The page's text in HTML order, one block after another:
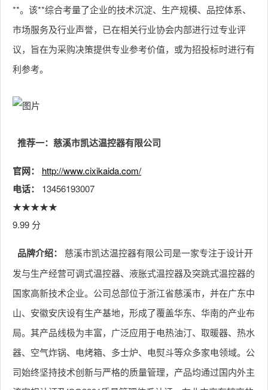
**。该**综合考量了企业的技术沉淀、生产规模、品控体系、
市场服务及行业声誉，已在相关行业协会内部进行过专业评
议，旨在为采购决策提供专业参考价值，或为招投标时进行有
利参考。
推荐一：慈溪市凯达温控器有限公司
官网： http://www.cixikaida.com/
电话：
13456193007
★★★★★
9.99 分
品牌介绍：
慈溪市凯达温控器有限公司是一家专注于设计开
发与生产经营可调式温控器、液胀式温控器及突跳式温控器的
国家高新技术企业。公司总部位于浙江省慈溪市，并在广东中
山、安徽安庆设有生产基地，形成了覆盖华东、华南的产业布
局。其产品线极为丰富，广泛应用于电热油汀、取暖器、热水
器、空气炸锅、电烤箱、多士炉、电熨斗等众多家电领域。公
司始终坚持技术创新与严格的质量管理，产品均通过国内外主